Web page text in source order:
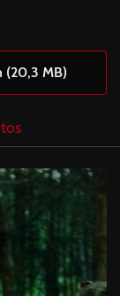
(20,3 MB)